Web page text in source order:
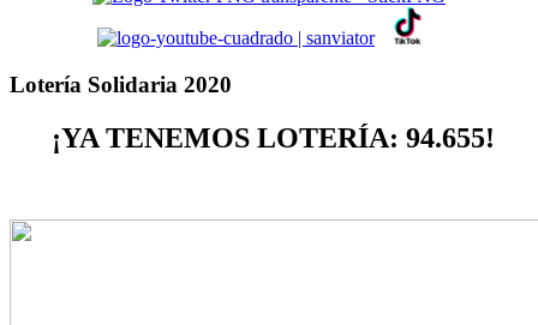
Lotería Solidaria 2020
¡YA TENEMOS LOTERÍA: 94.655!